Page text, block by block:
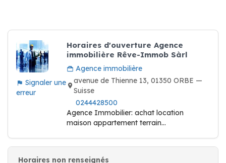
Signaler une
erreur
Horaires d'ouverture Agence
immobilière Rêve-Immob Sàrl
Agence immobilière
avenue de Thienne 13, 01350 ORBE —
Suisse
0244428500
Agence Immobilier: achat location
maison appartement terrain...
Horaires non renseignés